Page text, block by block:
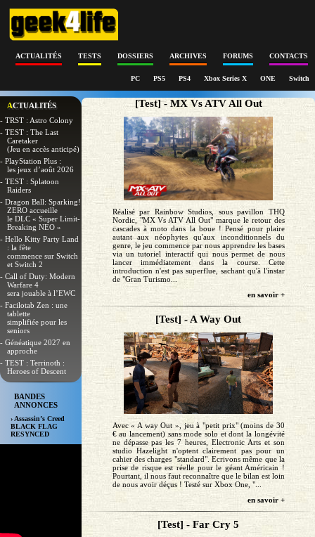
ACTUALITÉS TESTS DOSSIERS ARCHIVES FORUMS CONTACTS
PC PS5 PS4 Xbox Series X ONE Switch
ACTUALITÉS
- TRST : Astro Colony
- TEST : The Last
Caretaker
(Jeu en accès anticipé)
- PlayStation Plus :
les jeux d’août 2026
- TEST : Splatoon
Raiders
- Dragon Ball: Sparking!
ZERO accueille
le DLC « Super Limit-
Breaking NEO »
- Hello Kitty Party Land
: la fête
commence sur Switch
et Switch 2
- Call of Duty: Modern
Warfare 4
sera jouable à l’EWC
- Facilotab Zen : une
tablette
simplifiée pour les
seniors
- Généatique 2027 en
approche
- TEST : Terrinoth :
Heroes of Descent
BANDES
ANNONCES
› Assassin’s Creed
BLACK FLAG
RESYNCED
[Test] - MX Vs ATV All Out
Réalisé par Rainbow Studios, sous pavillon THQ
Nordic, "MX Vs ATV All Out" marque le retour des
cascades à moto dans la boue ! Pensé pour plaire
autant aux néophytes qu'aux inconditionnels du
genre, le jeu commence par nous apprendre les bases
via un tutoriel interactif qui nous permet de nous
lancer immédiatement dans la course. Cette
introduction n'est pas superflue, sachant qu'à l'instar
de "Gran Turismo...
en savoir +
[Test] - A Way Out
Avec « A way Out », jeu à "petit prix" (moins de 30
€ au lancement) sans mode solo et dont la longévité
ne dépasse pas les 7 heures, Electronic Arts et son
studio Hazelight n'optent clairement pas pour un
cahier des charges "standard". Ecrivons même que la
prise de risque est réelle pour le géant Américain !
Pourtant, il nous faut reconnaître que le bilan est loin
de nous avoir déçus ! Testé sur Xbox One, "...
en savoir +
[Test] - Far Cry 5